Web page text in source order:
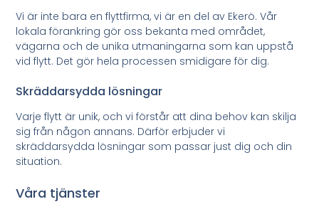
Vi är inte bara en flyttfirma, vi är en del av Ekerö. Vår
lokala förankring gör oss bekanta med området,
vägarna och de unika utmaningarna som kan uppstå
vid flytt. Det gör hela processen smidigare för dig.
Skräddarsydda lösningar
Varje flytt är unik, och vi förstår att dina behov kan skilja
sig från någon annans. Därför erbjuder vi
skräddarsydda lösningar som passar just dig och din
situation.
Våra tjänster